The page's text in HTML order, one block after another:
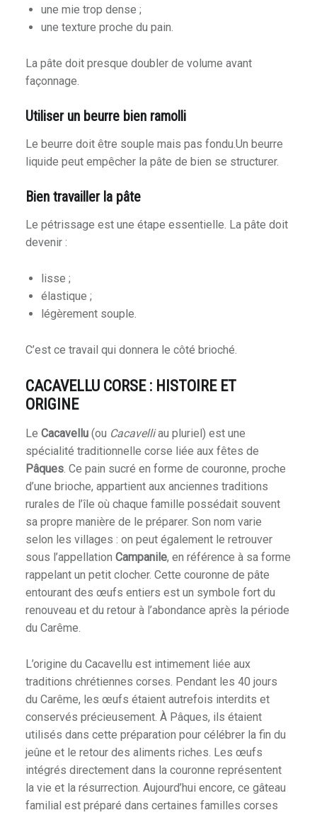
une mie trop dense ;
une texture proche du pain.
La pâte doit presque doubler de volume avant
façonnage.
Utiliser un beurre bien ramolli
Le beurre doit être souple mais pas fondu.Un beurre
liquide peut empêcher la pâte de bien se structurer.
Bien travailler la pâte
Le pétrissage est une étape essentielle. La pâte doit
devenir :
lisse ;
élastique ;
légèrement souple.
C’est ce travail qui donnera le côté brioché.
CACAVELLU CORSE : HISTOIRE ET
ORIGINE
Le Cacavellu(ou Cacavelliau pluriel) est une
spécialité traditionnelle corse liée aux fêtes de
Pâques. Ce pain sucré en forme de couronne, proche
d’une brioche, appartient aux anciennes traditions
rurales de l’île où chaque famille possédait souvent
sa propre manière de le préparer. Son nom varie
selon les villages : on peut également le retrouver
sous l’appellation Campanile, en référence à sa forme
rappelant un petit clocher. Cette couronne de pâte
entourant des œufs entiers est un symbole fort du
renouveau et du retour à l’abondance après la période
du Carême.
L’origine du Cacavellu est intimement liée aux
traditions chrétiennes corses. Pendant les 40 jours
du Carême, les œufs étaient autrefois interdits et
conservés précieusement. À Pâques, ils étaient
utilisés dans cette préparation pour célébrer la fin du
jeûne et le retour des aliments riches. Les œufs
intégrés directement dans la couronne représentent
la vie et la résurrection. Aujourd’hui encore, ce gâteau
familial est préparé dans certaines familles corses